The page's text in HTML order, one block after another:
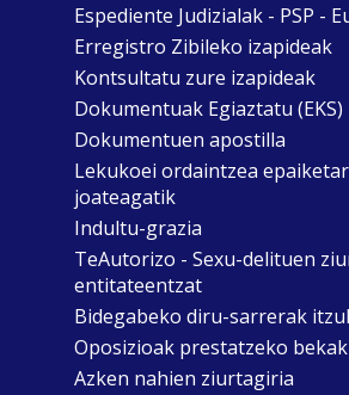
Espediente Judizialak - PSP -
Erregistro Zibileko izapideak
Kontsultatu zure izapideak
Dokumentuak Egiaztatu (EKS)
Dokumentuen apostilla
Lekukoei ordaintzea
joateagatik
Indultu-grazia
TeAutorizo - Sexu-delituen
entitateentzat
Bidegabeko diru-sarrerak
Oposizioak prestatzeko bekak
Azken nahien ziurtagiria